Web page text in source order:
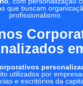
que buscam
profissionalismo.
utilizados por
e escritórios da